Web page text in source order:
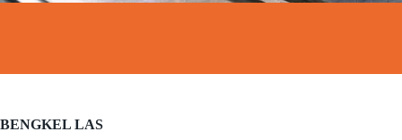
BENGKEL LAS